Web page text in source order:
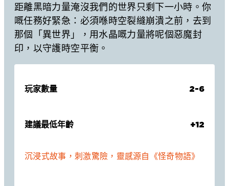
距離黑暗力量淹沒我們的世界只剩下一小時。你
嘅任務好緊急：必須喺時空裂縫崩潰之前，去到
那個「異世界」，用水晶嘅力量將呢個惡魔封
印，以守護時空平衡。
玩家數量 2-6
建議最低年齡 +12
沉浸式故事，刺激驚險，靈感源自《怪奇物語》